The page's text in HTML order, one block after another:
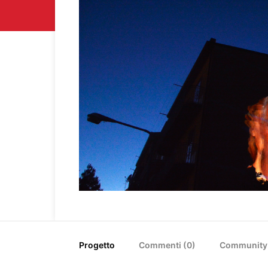
Progetto Commenti (0) Community